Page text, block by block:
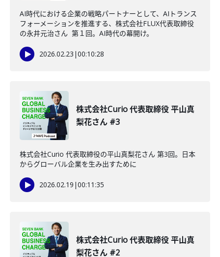
AI時代における企業の戦略パートナーとして、AIトランス
フォーメーションを推進する、株式会社FLUX代表取締役
の永井元治さん 第１回。AI時代の幕開け。
2026.02.23 |00:10:28
株式会社Curio 代表取締役 平山真
梨花さん #3
株式会社Curio 代表取締役の平山真梨花さん 第3回。日本
からグローバル企業を生み出すために
2026.02.19 |00:11:35
株式会社Curio 代表取締役 平山真
梨花さん #2